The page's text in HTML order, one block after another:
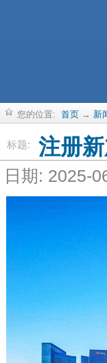
您的位置: 首页 → 新
标题: 注册
日期: 2025-